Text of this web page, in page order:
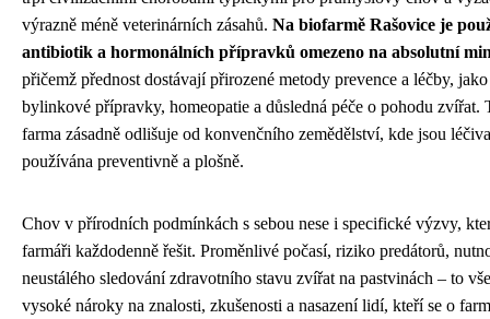
výrazně méně veterinárních zásahů. Na biofarmě Rašovice je
antibiotik a hormonálních přípravků omezeno na absolutní
přičemž přednost dostávají přirozené metody prevence a léčby,
bylinkové přípravky, homeopatie a důsledná péče o pohodu zvířat.
farma zásadně odlišuje od konvenčního zemědělství, kde jsou
používána preventivně a plošně.
Chov v přírodních podmínkách s sebou nese i specifické výzvy,
farmáři každodenně řešit. Proměnlivé počasí, riziko predátorů,
neustálého sledování zdravotního stavu zvířat na pastvinách – to
vysoké nároky na znalosti, zkušenosti a nasazení lidí, kteří se o